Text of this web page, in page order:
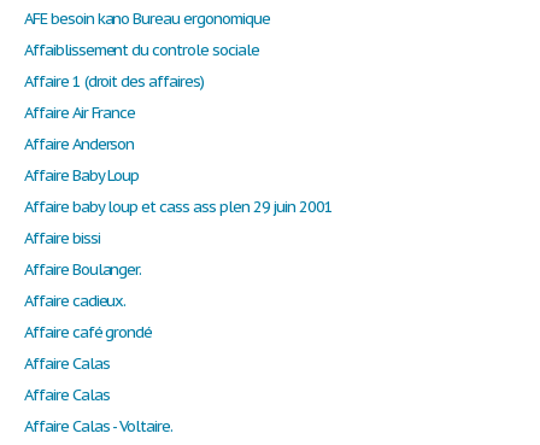
AFE besoin kano Bureau ergonomique
Affaiblissement du controle sociale
Affaire 1 (droit des affaires)
Affaire Air France
Affaire Anderson
Affaire Baby Loup
Affaire baby loup et cass ass plen 29 juin 2001
Affaire bissi
Affaire Boulanger.
Affaire cadieux.
Affaire café grondé
Affaire Calas
Affaire Calas
Affaire Calas - Voltaire.